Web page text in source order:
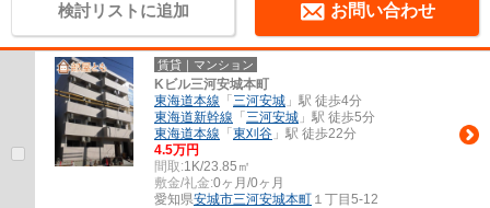
検討リストに追加 お問い合わせ
賃貸｜マンション
Kビル三河安城本町
東海道本線 「 三河安城 」駅 徒歩4分
東海道新幹線 「 三河安城 」駅 徒歩5分
東海道本線 「 東刈谷 」駅 徒歩22分
4.5万円
間取:1K/23.85㎡
敷金/礼金:0ヶ月/0ヶ月
愛知県安城市三河安城本町 １丁目5-12